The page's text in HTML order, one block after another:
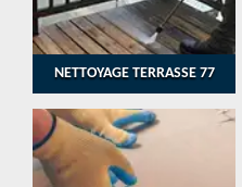
NETTOYAGE TERRASSE 77